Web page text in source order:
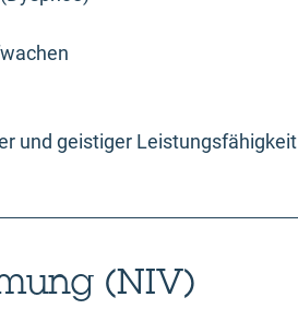
und geistiger Leistungsfähigkeit
(NIV)